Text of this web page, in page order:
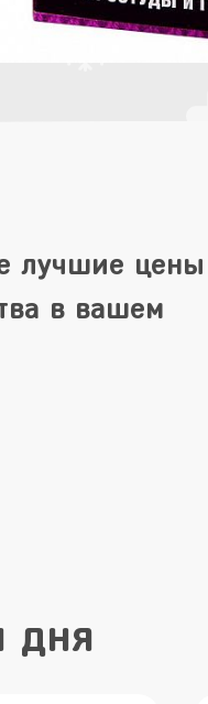
лучшие цены
в вашем
дня